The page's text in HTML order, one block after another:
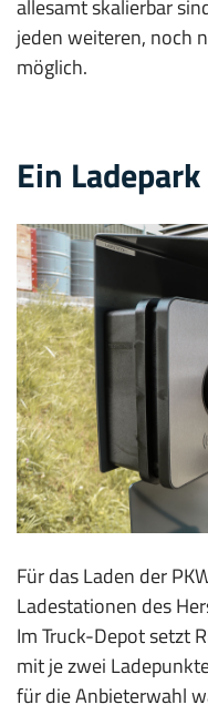
allesamt skalierbar
jeden weiteren, noch
möglich.
Ein
Für das Laden der
Ladestationen des
Im Truck-Depot setzt
mit je zwei
für die Anbieterwahl